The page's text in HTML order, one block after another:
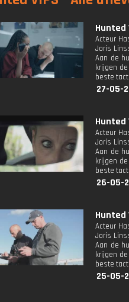
Hunted
Acteur
Joris
Aan de
krijgen
beste
27-05-
Hunted
Acteur
Joris
Aan de
krijgen
beste
26-05-
Hunted
Acteur
Joris
Aan de
krijgen
beste
25-05-